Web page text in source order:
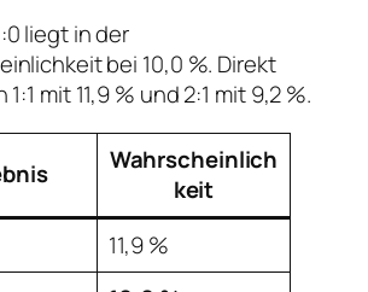
liegt in der
bei 10,0 %. Direkt
mit 11,9 % und 2:1 mit 9,2 %.
Wahrscheinlich
keit
11,9 %